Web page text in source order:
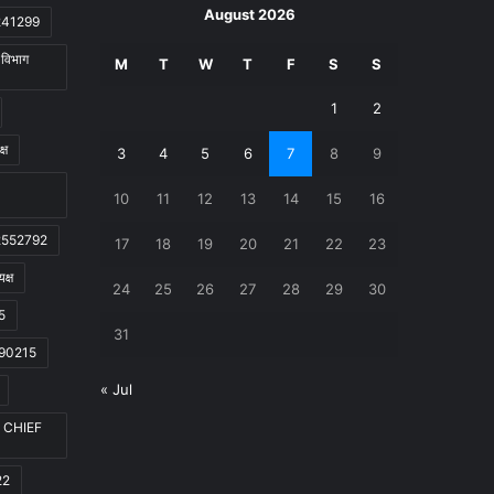
CHIEF
August 2026
M T W T F S S
1 2
3 4 5 6 7 8 9
10 11 12 13 14 15 16
17 18 19 20 21 22 23
24 25 26 27 28 29 30
31
« Jul